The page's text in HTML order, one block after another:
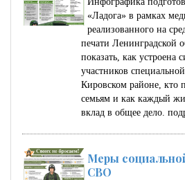
«Ладога» в рамках
реализованного на
печати Ленинградской
показать, как устроена
участников
Кировском районе, кто
семьям и как каждый
вклад в общее дело.
Меры
СВО